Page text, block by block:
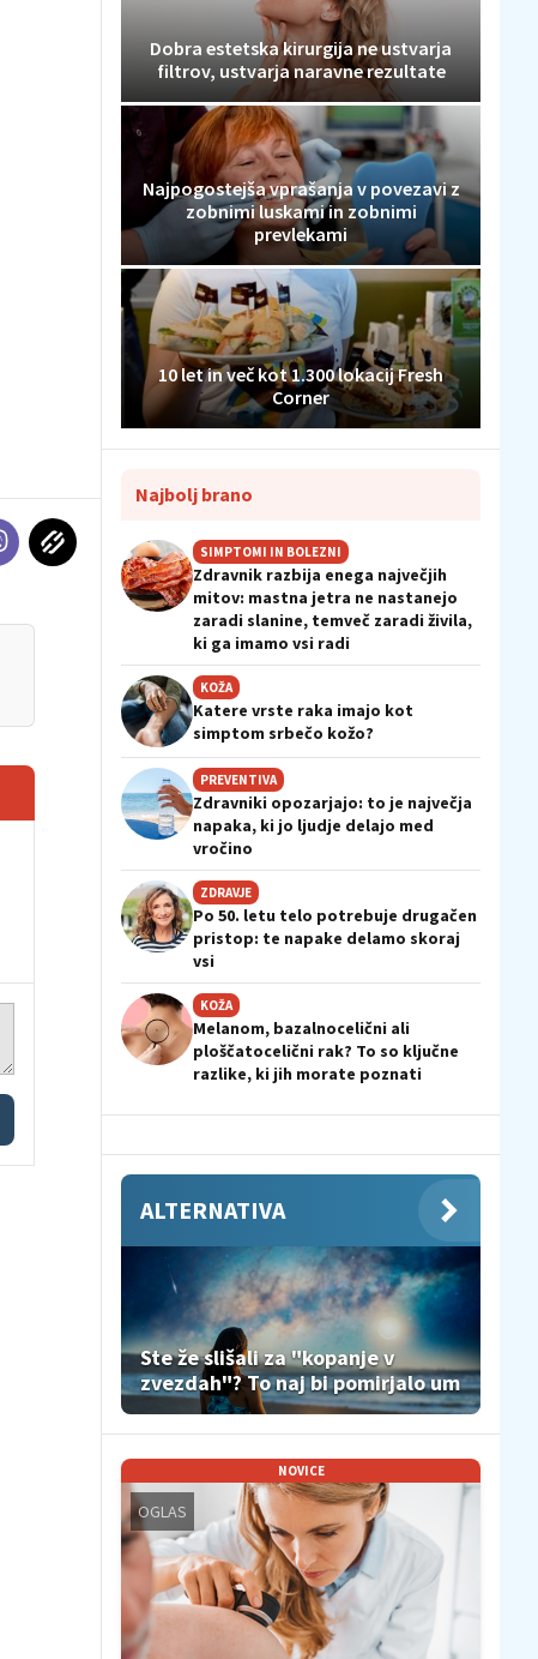
Dobra estetska kirurgija ne ustvarja
filtrov, ustvarja naravne rezultate
Najpogostejša vprašanja v povezavi z
zobnimi luskami in zobnimi
prevlekami
10 let in več kot 1.300 lokacij Fresh
Corner
Najbolj brano
SIMPTOMI IN BOLEZNI
Zdravnik razbija enega največjih
mitov: mastna jetra ne nastanejo
zaradi slanine, temveč zaradi živila,
ki ga imamo vsi radi
KOŽA
Katere vrste raka imajo kot
simptom srbečo kožo?
PREVENTIVA
Zdravniki opozarjajo: to je največja
napaka, ki jo ljudje delajo med
vročino
ZDRAVJE
Po 50. letu telo potrebuje drugačen
pristop: te napake delamo skoraj
vsi
KOŽA
Melanom, bazalnocelični ali
ploščatocelični rak? To so ključne
razlike, ki jih morate poznati
ALTERNATIVA
Ste že slišali za "kopanje v
zvezdah"? To naj bi pomirjalo um
NOVICE
OGLAS